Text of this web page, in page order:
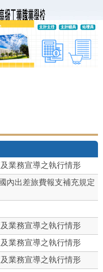
業務宣導之執行情形
內出差旅費報支補充規定
業務宣導之執行情形
業務宣導之執行情形
業務宣導之執行情形